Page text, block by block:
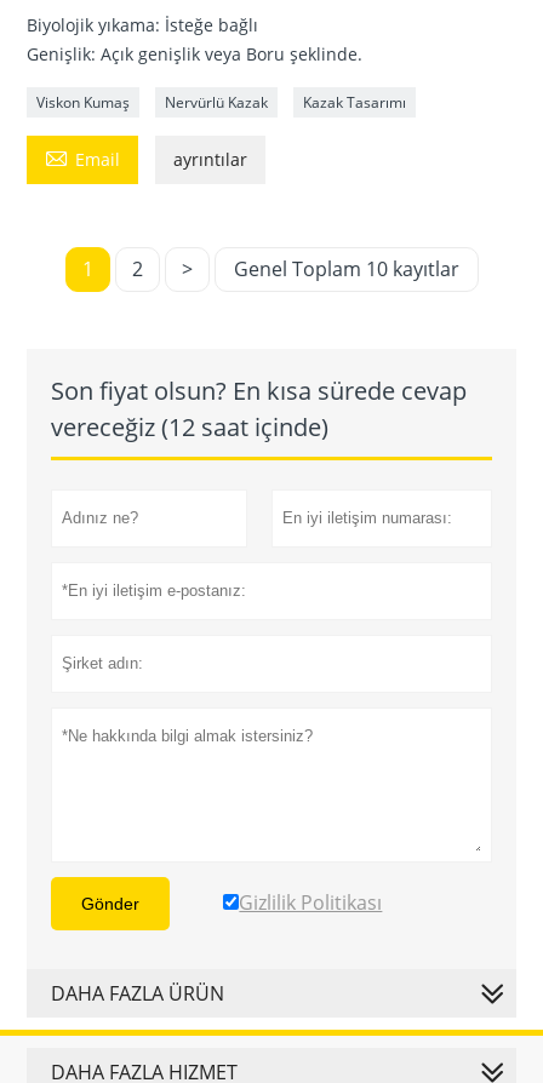
Biyolojik yıkama: İsteğe bağlı
Genişlik: Açık genişlik veya Boru şeklinde.
Viskon Kumaş Nervürlü Kazak Kazak Tasarımı
 Email ayrıntılar
1 2 > Genel Toplam 10 kayıtlar
Son fiyat olsun? En kısa sürede cevap
vereceğiz (12 saat içinde)
Gönder Gizlilik Politikası
DAHA FAZLA ÜRÜN
DAHA FAZLA HIZMET